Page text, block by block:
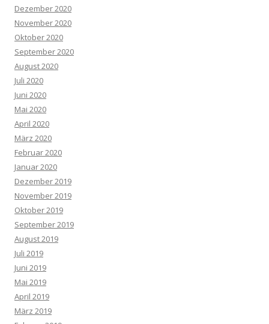
Dezember 2020
November 2020
Oktober 2020
September 2020
August 2020
Juli 2020
Juni 2020
Mai 2020
April 2020
März 2020
Februar 2020
Januar 2020
Dezember 2019
November 2019
Oktober 2019
September 2019
August 2019
Juli 2019
Juni 2019
Mai 2019
April 2019
März 2019